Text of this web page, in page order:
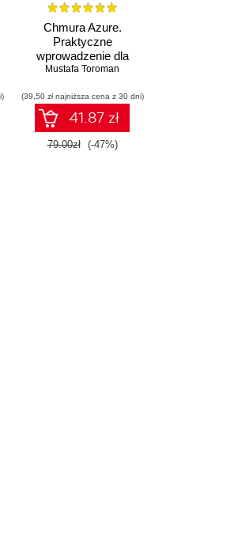
Chmura Azure.
Praktyczne
wprowadzenie dla
administratora.
monitorowanie i
zarządzanie ważnymi
usługami i
komponentami
Mustafa Toroman
(39,50 zł najniższa cena z 30 dni)
41.87 zł
79.00zł (-47%)